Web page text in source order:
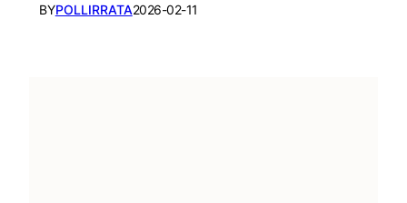
BYPOLLIRRATA2026-02-11